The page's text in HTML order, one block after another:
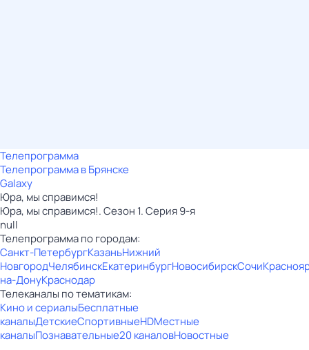
Телепрограмма
Телепрограмма в Брянске
Galaxy
Юра, мы справимся!
Юра, мы справимся!. Сезон 1. Серия 9-я
null
Телепрограмма по городам:
Санкт-ПетербургКазаньНижний
НовгородЧелябинскЕкатеринбургНовосибирскСочи
на-ДонуКраснодар
Телеканалы по тематикам:
Кино и сериалыБесплатные
каналыДетскиеСпортивныеHDМестные
каналыПознавательные20 каналовНовостные